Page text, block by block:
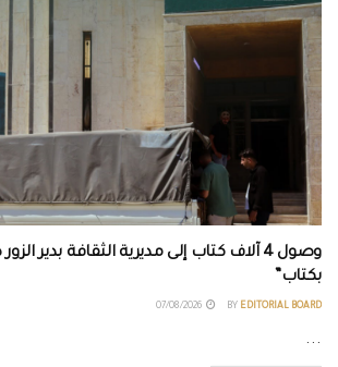
وصول 4 آلاف كتاب إلى مديرية الثقافة بدير
بكتاب”
BY EDITORIAL BOARD
...